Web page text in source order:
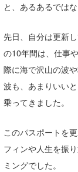
と、あるあるでは
先日、自分は更新
の10年間は、仕事
際に海で沢山の波
波も、あまりいい
乗ってきました。
このパスポートを
フィンや人生を振
ミングでした。
Yoshiyuki
arukasvision
CBA Films
熊谷素子
WAVAL
中浦“JET”章
嵯峨明日香
田原啓江
植村未来
NOBUFUKU
☆加藤
+☆maki☆+
chan-U
ECE
G◎Da
波伝説